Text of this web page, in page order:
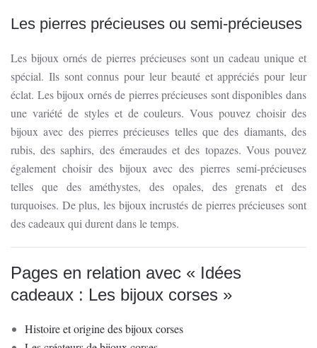
Les pierres précieuses ou semi-précieuses
Les bijoux ornés de pierres précieuses sont un cadeau unique et
spécial. Ils sont connus pour leur beauté et appréciés pour leur
éclat. Les bijoux ornés de pierres précieuses sont disponibles dans
une variété de styles et de couleurs. Vous pouvez choisir des
bijoux avec des pierres précieuses telles que des diamants, des
rubis, des saphirs, des émeraudes et des topazes. Vous pouvez
également choisir des bijoux avec des pierres semi-précieuses
telles que des améthystes, des opales, des grenats et des
turquoises. De plus, les bijoux incrustés de pierres précieuses sont
des cadeaux qui durent dans le temps.
Pages en relation avec « Idées
cadeaux : Les bijoux corses »
Histoire et origine des bijoux corses